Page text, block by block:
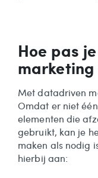
Hoe pas
marketing
Met datadriven
Omdat er niet
elementen die
gebruikt, kan je
maken als nodig
hierbij aan: